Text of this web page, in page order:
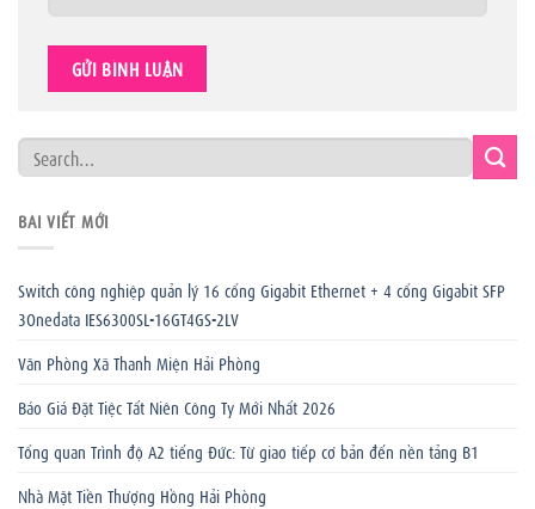
BÀI VIẾT MỚI
Switch công nghiệp quản lý 16 cổng Gigabit Ethernet + 4 cổng Gigabit SFP
3Onedata IES6300SL-16GT4GS-2LV
Văn Phòng Xã Thanh Miện Hải Phòng
Báo Giá Đặt Tiệc Tất Niên Công Ty Mới Nhất 2026
Tổng quan Trình độ A2 tiếng Đức: Từ giao tiếp cơ bản đến nền tảng B1
Nhà Mặt Tiền Thượng Hồng Hải Phòng